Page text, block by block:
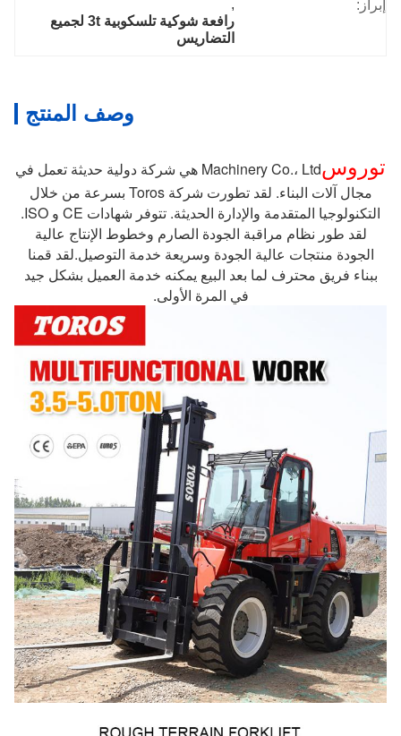
إبراز:
,
رافعة شوكية تلسكوبية 3t لجميع
التضاريس
وصف المنتج
توروس
Machinery Co.، Ltd هي شركة دولية حديثة تعمل في
مجال آلات البناء. لقد تطورت شركة Toros بسرعة من خلال
التكنولوجيا المتقدمة والإدارة الحديثة. تتوفر شهادات CE و ISO.
لقد طور نظام مراقبة الجودة الصارم وخطوط الإنتاج عالية
الجودة منتجات عالية الجودة وسريعة خدمة التوصيل.لقد قمنا
ببناء فريق محترف لما بعد البيع يمكنه خدمة العميل بشكل جيد
في المرة الأولى.